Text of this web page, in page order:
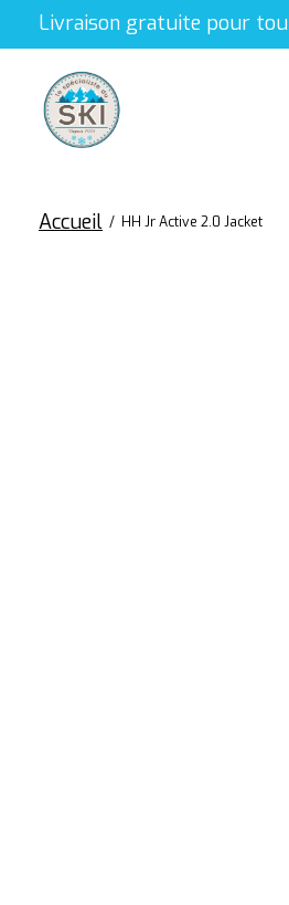
Livraison gratuite pour
Accueil / HH Jr Active 2.0 Jacket